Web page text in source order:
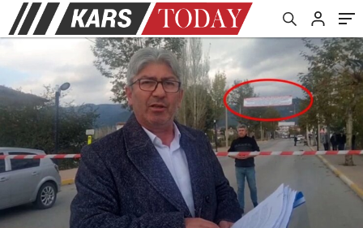
ulaşım sağlayan yolu trafiğe kapattı